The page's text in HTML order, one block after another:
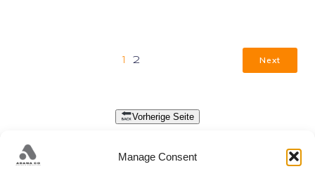
Manage Consent
1 2 Next
Vorherige Seite